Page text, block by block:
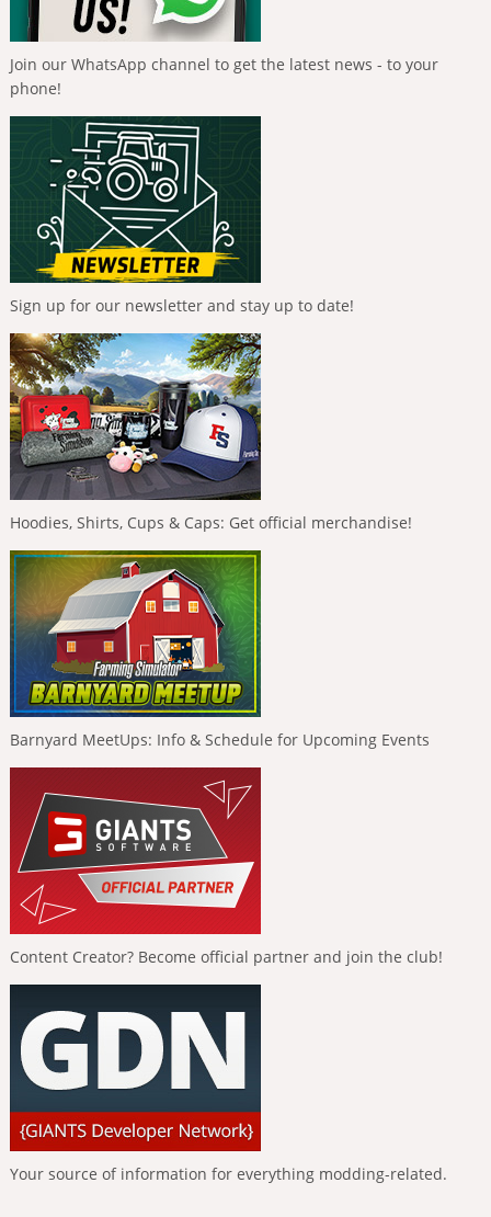
Join our WhatsApp channel to get the latest news - to your
phone!
Sign up for our newsletter and stay up to date!
Hoodies, Shirts, Cups & Caps: Get official merchandise!
Barnyard MeetUps: Info & Schedule for Upcoming Events
Content Creator? Become official partner and join the club!
Your source of information for everything modding-related.